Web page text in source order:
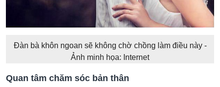
Đàn bà khôn ngoan sẽ không chờ chồng làm điều này -
Ảnh minh họa: Internet
Quan tâm chăm sóc bản thân